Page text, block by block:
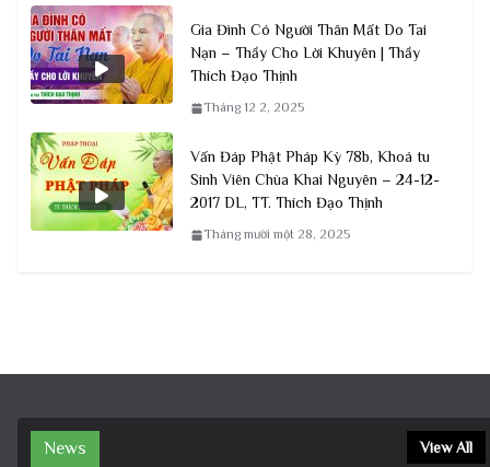
Gia Đình Có Người Thân Mất Do Tai
Nạn – Thầy Cho Lời Khuyên | Thầy
Thích Đạo Thịnh
Tháng 12 2, 2025
Vấn Đáp Phật Pháp Kỳ 78b, Khoá tu
Sinh Viên Chùa Khai Nguyên – 24-12-
2017 DL, TT. Thích Đạo Thịnh
Tháng mười một 28, 2025
News View All